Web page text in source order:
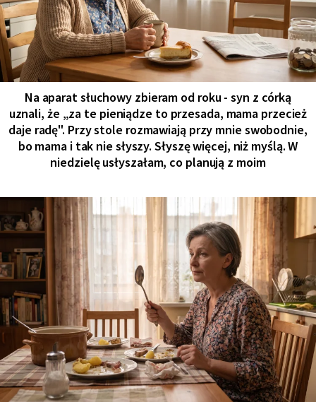
Na aparat słuchowy zbieram od roku - syn z córką
uznali, że „za te pieniądze to przesada, mama przecież
daje radę". Przy stole rozmawiają przy mnie swobodnie,
bo mama i tak nie słyszy. Słyszę więcej, niż myślą. W
niedzielę usłyszałam, co planują z moim